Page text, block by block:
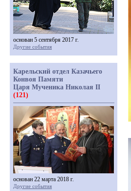
основан 5 сентября 2017 г.
Другие события
Карельский отдел Казачьего
Конвоя Памяти
Царя Мученика Николая II
(121)
основан 22 марта 2018 г.
Другие события